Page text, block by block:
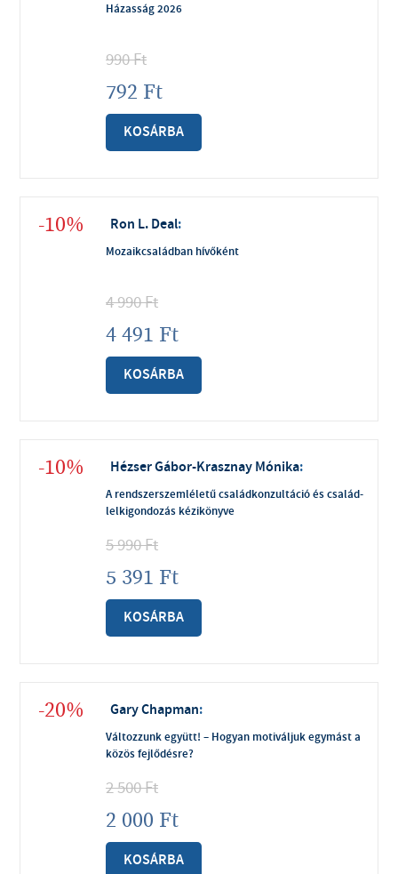
Házasság 2026
990Ft
792 Ft
KOSÁRBA
-10% Ron L. Deal:
Mozaikcsaládban hívőként
4 990Ft
4 491 Ft
KOSÁRBA
-10% Hézser Gábor-Krasznay Mónika:
A rendszerszemléletű családkonzultáció és család-
lelkigondozás kézikönyve
5 990Ft
5 391 Ft
KOSÁRBA
-20% Gary Chapman:
Változzunk együtt! – Hogyan motiváljuk egymást a
közös fejlődésre?
2 500Ft
2 000 Ft
KOSÁRBA